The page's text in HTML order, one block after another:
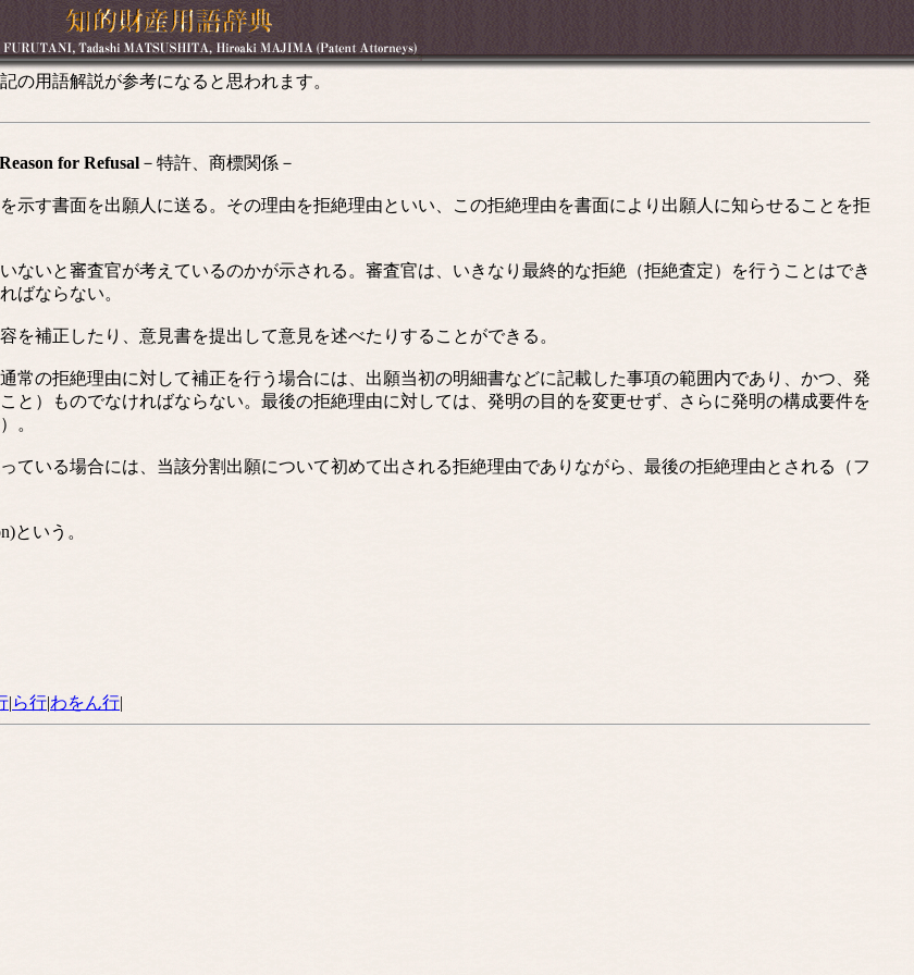
の用語解説が参考になると思われます。
for Refusal －特許、商標関係－
す書面を出願人に送る。その理由を拒絶理由といい、この拒絶理由を書面により出願人に知らせることを拒
いと審査官が考えているのかが示される。審査官は、いきなり最終的な拒絶（拒絶査定）を行うことはでき
ばならない。
補正したり、意見書を提出して意見を述べたりすることができる。
の拒絶理由に対して補正を行う場合には、出願当初の明細書などに記載した事項の範囲内であり、かつ、発
と）ものでなければならない。最後の拒絶理由に対しては、発明の目的を変更せず、さらに発明の構成要件を
。
いる場合には、当該分割出願について初めて出される拒絶理由でありながら、最後の拒絶理由とされる（フ
という。
|ら行|わをん行|